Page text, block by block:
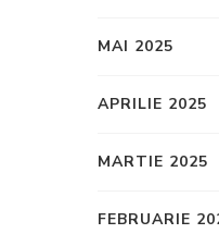
MAI 2025
APRILIE 2025
MARTIE 2025
FEBRUARIE